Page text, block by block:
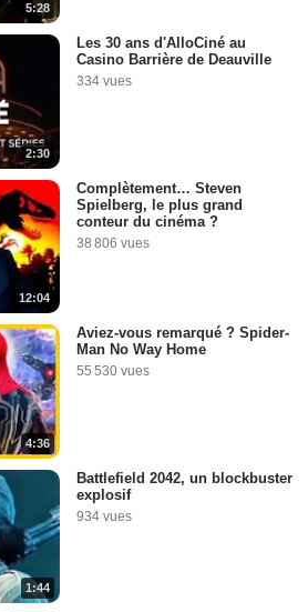
5:28
2:30
Les 30 ans d'AlloCiné au
Casino Barrière de Deauville
334 vues
12:04
Complètement… Steven
Spielberg, le plus grand
conteur du cinéma ?
38 806 vues
4:36
Aviez-vous remarqué ? Spider-
Man No Way Home
55 530 vues
1:44
Battlefield 2042, un blockbuster
explosif
934 vues